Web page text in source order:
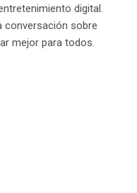
digital.
conversación sobre
mejor para todos.